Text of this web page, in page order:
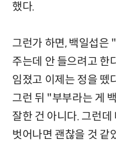
했다.
그런가 하면, 백일섭은
주는데 안 들으려고 한
임졌고 이제는 정을 뗐
그런 뒤 "부부라는 게
잘한 건 아니다. 그런데
벗어나면 괜찮을 것 같